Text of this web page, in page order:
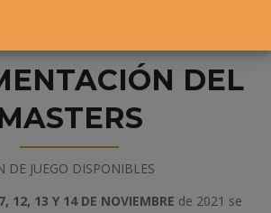
DEL
DE JUEGO DISPONIBLES
12, 13 Y 14 DE NOVIEMBRE de 2021 se